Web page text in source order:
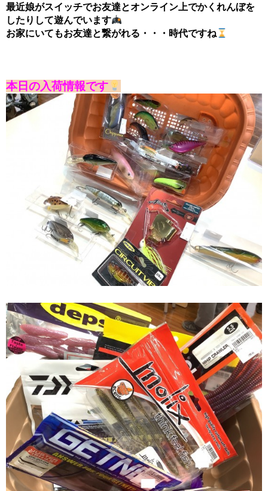
最近娘がスイッチでお友達とオンライン上でかくれんぼを
したりして遊んでいます
お家にいてもお友達と繋がれる・・・時代ですね
本日の入荷情報です